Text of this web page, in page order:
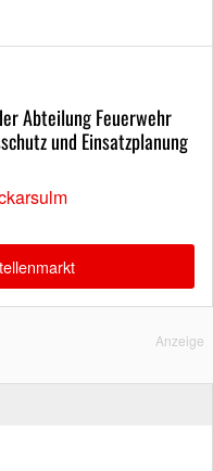
Abteilung Feuerwehr
und Einsatzplanung
Anzeige